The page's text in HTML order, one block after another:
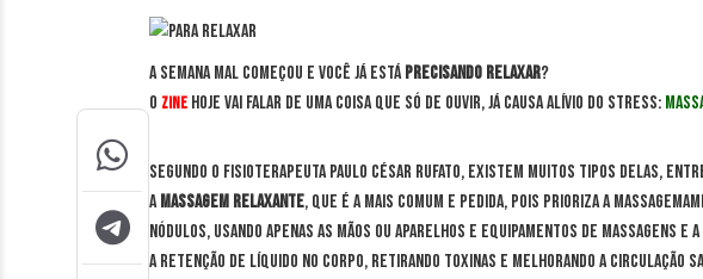
A semana mal começou e você já estáprecisando relaxar?
O Zinehoje vai falar de uma coisa que só de ouvir, já causa alívio do stress:
Segundo o fisioterapeuta Paulo César Rufato, existem muitos tipos delas,
AMassagem relaxante, que é a mais comum e pedida, pois prioriza a
nódulos, usando apenas as mãos ou aparelhos e equipamentos de massagens e a
a retenção de líquido no corpo, retirando toxinas e melhorando a circulação